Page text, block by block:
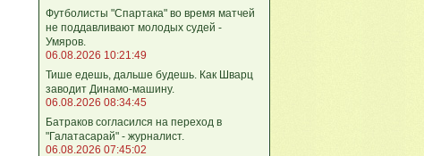
Футболисты "Спартака" во время матчей
не поддавливают молодых судей -
Умяров.
06.08.2026 10:21:49
Тише едешь, дальше будешь. Как Шварц
заводит Динамо-машину.
06.08.2026 08:34:45
Батраков согласился на переход в
"Галатасарай" - журналист.
06.08.2026 07:45:02